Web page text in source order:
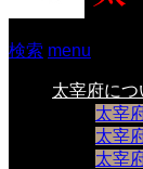
検索 menu
太宰府につ
太宰
太宰
太宰